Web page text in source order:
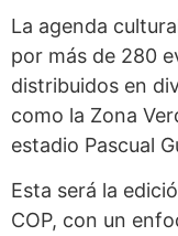
La agenda
por más de 280
distribuidos en
como la Zona
estadio Pascual
Esta será la
COP, con un